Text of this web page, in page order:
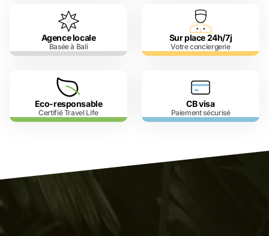
Agence locale
Basée à Bali
Sur place 24h/7j
Votre conciergerie
Eco-responsable
Certifié Travel Life
CB visa
Paiement sécurisé